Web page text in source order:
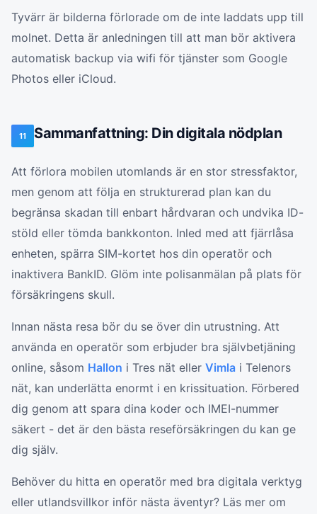
Tyvärr är bilderna förlorade om de inte laddats upp till
molnet. Detta är anledningen till att man bör aktivera
automatisk backup via wifi för tjänster som Google
Photos eller iCloud.
11 Sammanfattning: Din digitala nödplan
Att förlora mobilen utomlands är en stor stressfaktor,
men genom att följa en strukturerad plan kan du
begränsa skadan till enbart hårdvaran och undvika ID-
stöld eller tömda bankkonton. Inled med att fjärrlåsa
enheten, spärra SIM-kortet hos din operatör och
inaktivera BankID. Glöm inte polisanmälan på plats för
försäkringens skull.
Innan nästa resa bör du se över din utrustning. Att
använda en operatör som erbjuder bra självbetjäning
online, såsom Hallon i Tres nät eller Vimla i Telenors
nät, kan underlätta enormt i en krissituation. Förbered
dig genom att spara dina koder och IMEI-nummer
säkert - det är den bästa reseförsäkringen du kan ge
dig själv.
Behöver du hitta en operatör med bra digitala verktyg
eller utlandsvillkor inför nästa äventyr? Läs mer om